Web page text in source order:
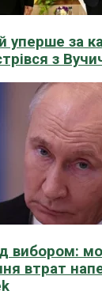
уперше за
з
вибором:
втрат